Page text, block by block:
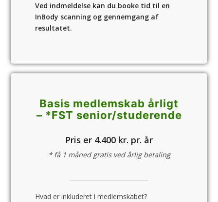
Ved indmeldelse kan du booke tid til en
InBody scanning og gennemgang af
resultatet.
Basis medlemskab årligt
– *FST senior/­studerende
Pris er 4.400 kr. pr. år
* få 1 måned gratis ved årlig betaling
Hvad er inkluderet i medlemskabet?